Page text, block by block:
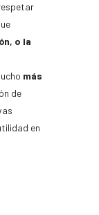
o la
más
de
en